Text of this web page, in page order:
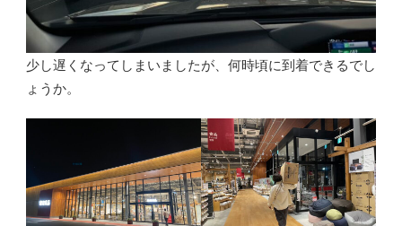
少し遅くなってしまいましたが、何時頃に到着できるでし
ょうか。